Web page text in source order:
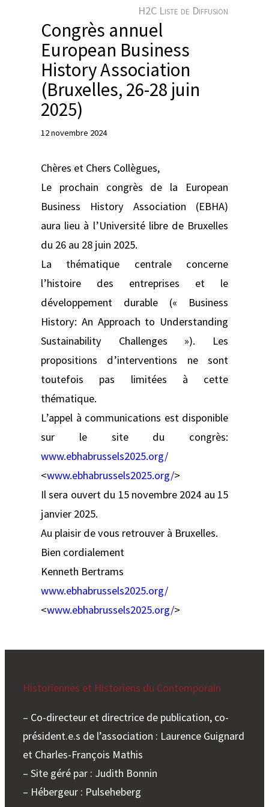
H2C Liste de Diffusion
Congrès annuel
European Business
History Association
(Bruxelles, 26-28 juin
2025)
12 novembre 2024
Chères et Chers Collègues,
Le prochain congrès de la European
Business History Association (EBHA)
aura lieu à l’Université libre de Bruxelles
du 26 au 28 juin 2025.
La thématique centrale concerne
l’histoire des entreprises et le
développement durable (« Business
History: An Approach to Understanding
Sustainability Challenges »). Les
propositions d’interventions ne sont
toutefois pas limitées à cette
thématique.
L’appel à communications est disponible
sur le site du congrès:
www.ebhabrussels2025.org/
<www.ebhabrussels2025.org/>
Il sera ouvert du 15 novembre 2024 au 15
janvier 2025.
Au plaisir de vous retrouver à Bruxelles.
Bien cordialement
Kenneth Bertrams
www.ebhabrussels2025.org/
<www.ebhabrussels2025.org/>
Historiennes et Historiens du Contemporain
– Co-directeur et directrice de publication, co-
président.e.s de l’association : Laurence Guignard
et Charles-François Mathis
– Site géré par : Judith Bonnin
– Hébergeur : Pulseheberg